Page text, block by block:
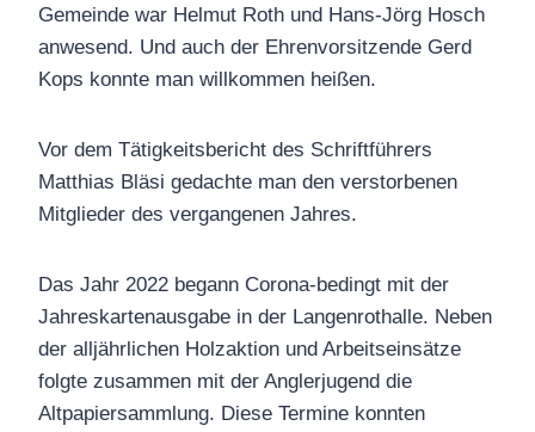
Gemeinde war Helmut Roth und Hans-Jörg Hosch
anwesend. Und auch der Ehrenvorsitzende Gerd
Kops konnte man willkommen heißen.
Vor dem Tätigkeitsbericht des Schriftführers
Matthias Bläsi gedachte man den verstorbenen
Mitglieder des vergangenen Jahres.
Das Jahr 2022 begann Corona-bedingt mit der
Jahreskartenausgabe in der Langenrothalle. Neben
der alljährlichen Holzaktion und Arbeitseinsätze
folgte zusammen mit der Anglerjugend die
Altpapiersammlung. Diese Termine konnten